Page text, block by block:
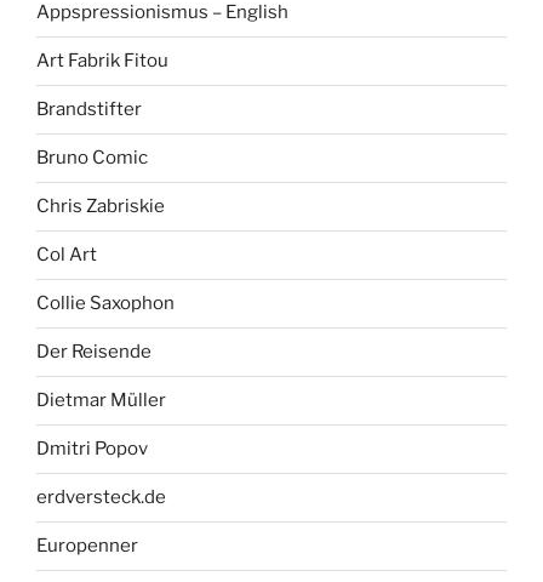
Appspressionismus – English
Art Fabrik Fitou
Brandstifter
Bruno Comic
Chris Zabriskie
Col Art
Collie Saxophon
Der Reisende
Dietmar Müller
Dmitri Popov
erdversteck.de
Europenner